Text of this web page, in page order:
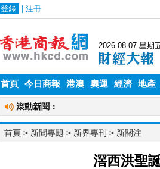
首頁 今日商報 港澳 奧運 經濟 地產
首頁 > 新聞專題 > 新界專刊 > 新關注
滘西洪聖